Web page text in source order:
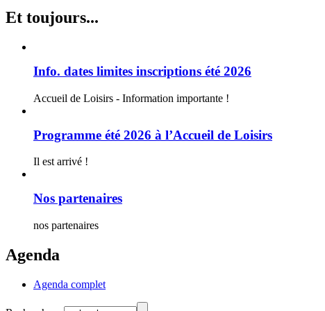
Et toujours...
Info. dates limites inscriptions été 2026
Accueil de Loisirs - Information importante !
Programme été 2026 à l’Accueil de Loisirs
Il est arrivé !
Nos partenaires
nos partenaires
Agenda
Agenda complet